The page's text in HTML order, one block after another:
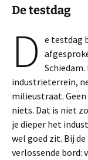
De testdag
D e testdag
industrieterrein,
milieustraat.
niets. Dat is niet
je dieper het
wel goed zit. Bij
verlossende bord: